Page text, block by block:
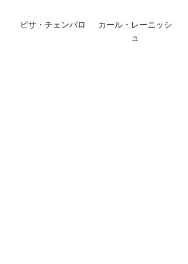
ピサ・チェンバロ
カール・レーニッシ
ュ